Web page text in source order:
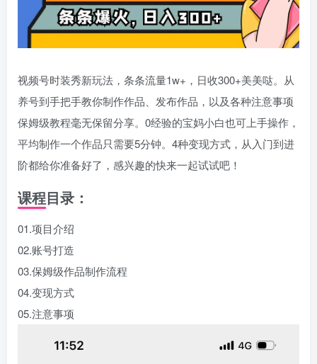
视频号时装秀新玩法，条条流量1w+，日收300+美美哒。从
养号到手把手教你制作作品、发布作品，以及各种注意事项
保姆级教程毫无保留分享。0经验的宝妈小白也可上手操作，
平均制作一个作品只需要5分钟。4种变现方式，从入门到进
阶都给你准备好了，感兴趣的快来一起试试吧！
课程目录：
01.项目介绍
02.账号打造
03.保姆级作品制作流程
04.变现方式
05.注意事项